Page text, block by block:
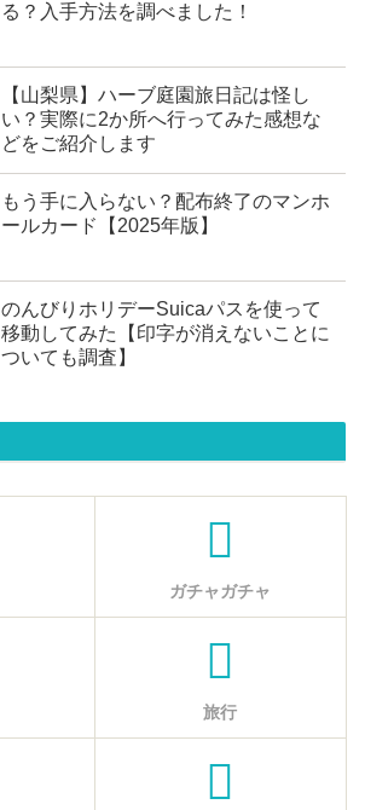
る？入手方法を調べました！
【山梨県】ハーブ庭園旅日記は怪し
い？実際に2か所へ行ってみた感想な
どをご紹介します
もう手に入らない？配布終了のマンホ
ールカード【2025年版】
のんびりホリデーSuicaパスを使って
移動してみた【印字が消えないことに
ついても調査】
ガチャガチャ
旅行